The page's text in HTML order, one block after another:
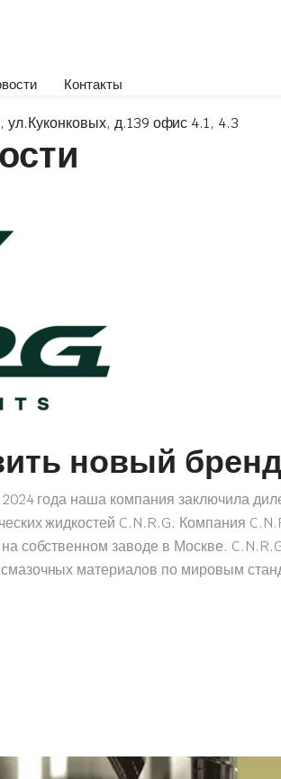
д.139 офис 4.1, 4.3
Охлаждающие жидкости
Контакты
новый
года наша компания заключила
жидкостей C.N.R.G. Компания
собственном заводе в Москве.
материалов по мировым